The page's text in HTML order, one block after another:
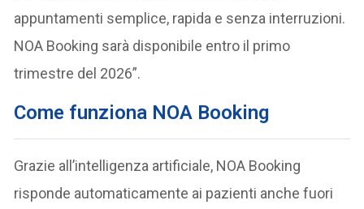
appuntamenti semplice, rapida e senza interruzioni.
NOA Booking sarà disponibile entro il primo
trimestre del 2026”.
Come funziona NOA Booking
Grazie all’intelligenza artificiale, NOA Booking
risponde automaticamente ai pazienti anche fuori